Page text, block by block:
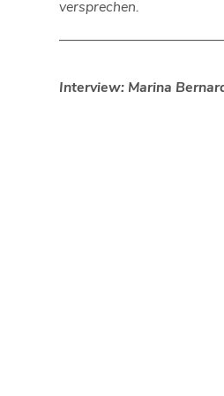
versprechen.
Interview: Marina